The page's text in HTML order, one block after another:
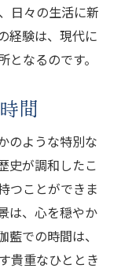
日々の生活に新
経験は、現代に
なるのです。
間
のような特別な
史が調和したこ
つことができま
は、心を穏やか
での時間は、
貴重なひととき